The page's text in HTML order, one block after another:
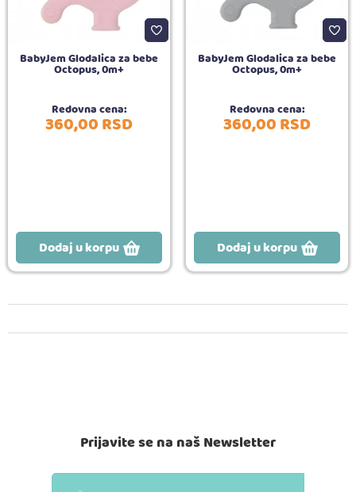
BabyJem Glodalica za bebe
Octopus, 0m+
Redovna cena:
360,00RSD
Dodaj u korpu
BabyJem Glodalica za bebe
Octopus, 0m+
Redovna cena:
360,00RSD
Dodaj u korpu
Prijavite se na naš Newsletter